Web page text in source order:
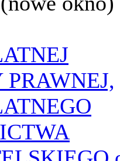
PRAWNEJ,